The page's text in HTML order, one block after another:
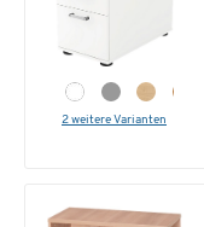
2 weitere Varianten